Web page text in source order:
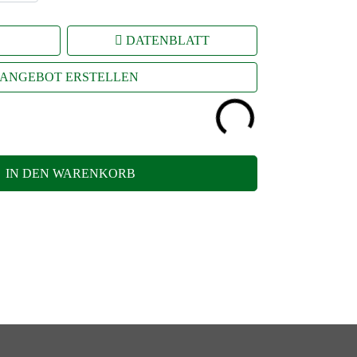
DATENBLATT
ANGEBOT ERSTELLEN
IN DEN WARENKORB